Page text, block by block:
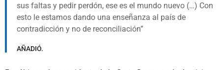
sus faltas y pedir perdón, ese es el mundo nuevo (…) Con
esto le estamos dando una enseñanza al país de
contradicción y no de reconciliación
AÑADIÓ.